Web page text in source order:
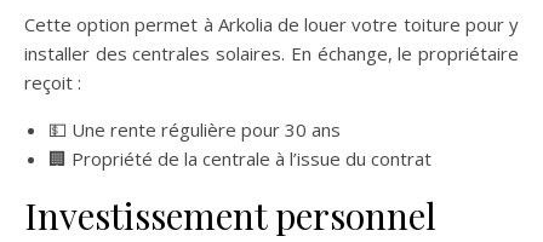
Cette option permet à Arkolia de louer votre toiture pour y
installer des centrales solaires. En échange, le propriétaire
reçoit :
💵 Une rente régulière pour 30 ans
🏢 Propriété de la centrale à l’issue du contrat
Investissement personnel